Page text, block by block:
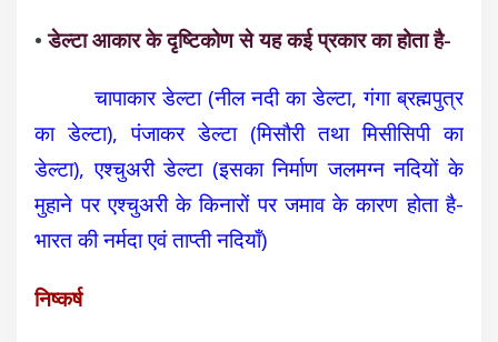
•डेल्टाआकार के दृष्टिकोण से यह कई प्रकार का होता है-
चापाकार डेल्टा (नील नदी का डेल्टा, गंगा ब्रह्मपुत्र
का डेल्टा), पंजाकर डेल्टा (मिसौरी तथा मिसीसिपी का
डेल्टा), एश्चुअरी डेल्टा (इसका निर्माण जलमग्न नदियों के
मुहाने पर एश्चुअरी के किनारों पर जमाव के कारण होता है-
भारत की नर्मदा एवं ताप्ती नदियाँ)
निष्कर्ष